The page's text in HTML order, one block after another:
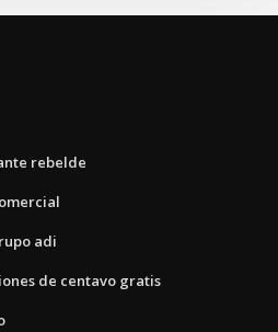
rebelde
adi
de centavo gratis